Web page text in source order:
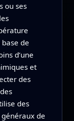
ou ses
de
d’une
et
des
des
de